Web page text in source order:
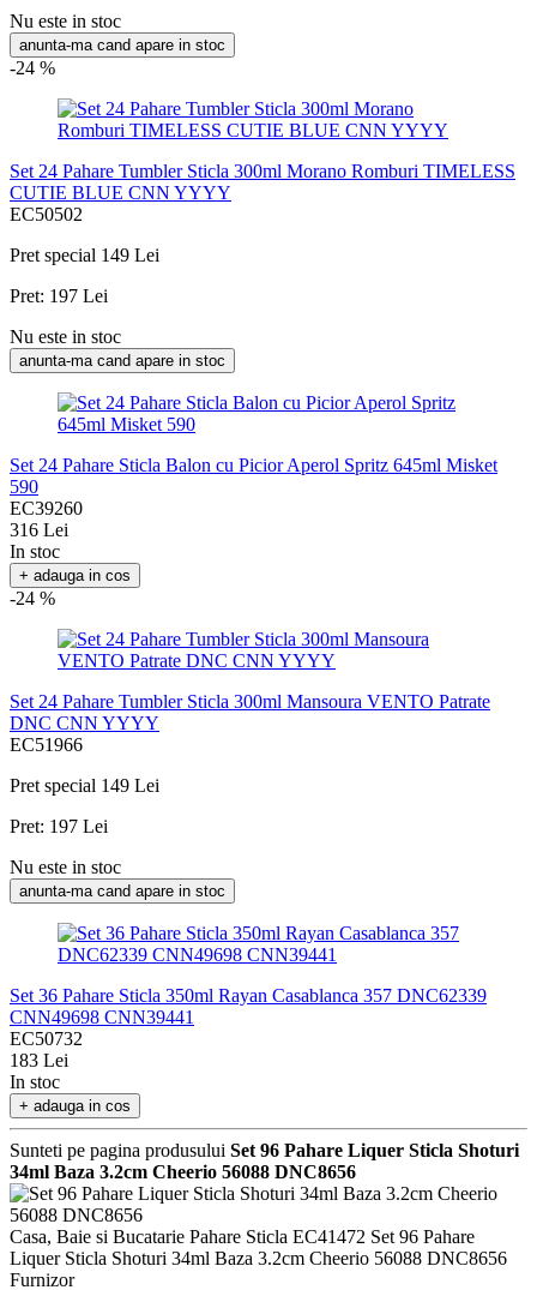
Nu este in stoc
anunta-ma cand apare in stoc
-24 %
Set 24 Pahare Tumbler Sticla 300ml Morano Romburi TIMELESS
CUTIE BLUE CNN YYYY
EC50502
Pret special 149 Lei
Pret: 197 Lei
Nu este in stoc
anunta-ma cand apare in stoc
Set 24 Pahare Sticla Balon cu Picior Aperol Spritz 645ml Misket
590
EC39260
316 Lei
In stoc
+ adauga in cos
-24 %
Set 24 Pahare Tumbler Sticla 300ml Mansoura VENTO Patrate
DNC CNN YYYY
EC51966
Pret special 149 Lei
Pret: 197 Lei
Nu este in stoc
anunta-ma cand apare in stoc
Set 36 Pahare Sticla 350ml Rayan Casablanca 357 DNC62339
CNN49698 CNN39441
EC50732
183 Lei
In stoc
+ adauga in cos
Sunteti pe pagina produsului Set 96 Pahare Liquer Sticla Shoturi
34ml Baza 3.2cm Cheerio 56088 DNC8656
Casa, Baie si Bucatarie Pahare Sticla EC41472 Set 96 Pahare
Liquer Sticla Shoturi 34ml Baza 3.2cm Cheerio 56088 DNC8656
Furnizor